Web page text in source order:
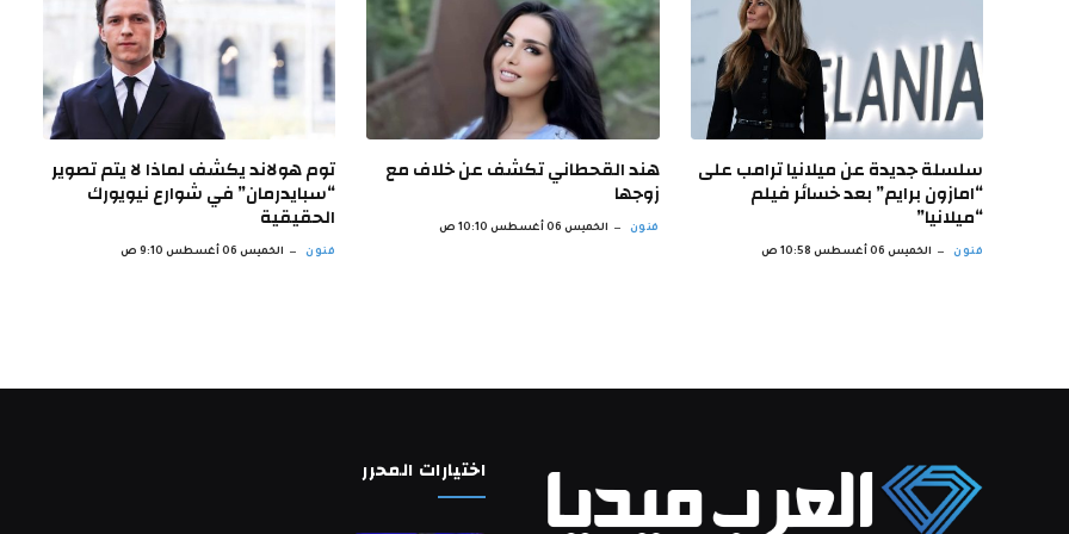
سلسلة جديدة عن ميلانيا ترامب على
“امازون برايم” بعد خسائر فيلم
“ميلانيا”
فنون الخميس 06 أغسطس 10:58 ص
هند القحطاني تكشف عن خلاف مع
زوجها
فنون الخميس 06 أغسطس 10:10 ص
توم هولاند يكشف لماذا لا يتم تصوير
“سبايدرمان” في شوارع نيويورك
الحقيقية
فنون الخميس 06 أغسطس 9:10 ص
اختيارات المحرر